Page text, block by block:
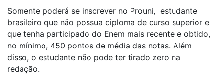
Somente poderá se inscrever no Prouni, estudante
brasileiro que não possua diploma de curso superior e
que tenha participado do Enem mais recente e obtido,
no mínimo, 450 pontos de média das notas. Além
disso, o estudante não pode ter tirado zero na
redação.